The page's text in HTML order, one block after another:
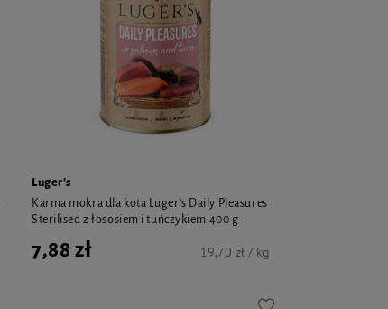
Luger's
Karma mokra dla kota Luger's Daily Pleasures
Sterilised z łososiem i tuńczykiem 400 g
7,88 zł 19,70 zł / kg